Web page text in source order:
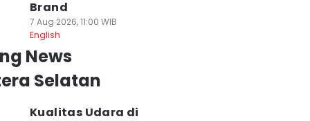
Brand
7 Aug 2026, 11:00 WIB
English
News
Selatan
Kualitas Udara di